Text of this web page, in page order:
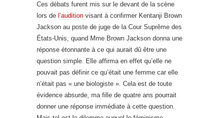
Ces débats furent mis sur le devant de la scène
lors de l’audition visant à confirmer Kentanji Brown
Jackson au poste de juge de la Cour Suprême des
États-Unis, quand Mme Brown Jackson donna une
réponse étonnante à ce qui aurait dû être une
question simple. Elle affirma en effet qu’elle ne
pouvait pas définir ce qu’était une femme car elle
n’était pas « une biologiste ». Cela est de toute
évidence absurde, ma fille de quatre ans pourrait
donner une réponse immédiate à cette question.